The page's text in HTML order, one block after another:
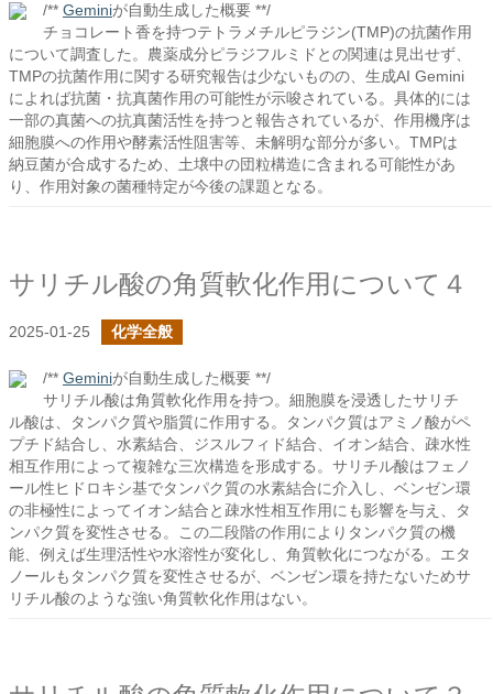
/** Geminiが自動生成した概要 **/
チョコレート香を持つテトラメチルピラジン(TMP)の抗菌作用
について調査した。農薬成分ピラジフルミドとの関連は見出せず、
TMPの抗菌作用に関する研究報告は少ないものの、生成AI Gemini
によれば抗菌・抗真菌作用の可能性が示唆されている。具体的には
一部の真菌への抗真菌活性を持つと報告されているが、作用機序は
細胞膜への作用や酵素活性阻害等、未解明な部分が多い。TMPは
納豆菌が合成するため、土壌中の団粒構造に含まれる可能性があ
り、作用対象の菌種特定が今後の課題となる。
サリチル酸の角質軟化作用について４
2025-01-25 化学全般
/** Geminiが自動生成した概要 **/
サリチル酸は角質軟化作用を持つ。細胞膜を浸透したサリチ
ル酸は、タンパク質や脂質に作用する。タンパク質はアミノ酸がペ
プチド結合し、水素結合、ジスルフィド結合、イオン結合、疎水性
相互作用によって複雑な三次構造を形成する。サリチル酸はフェノ
ール性ヒドロキシ基でタンパク質の水素結合に介入し、ベンゼン環
の非極性によってイオン結合と疎水性相互作用にも影響を与え、タ
ンパク質を変性させる。この二段階の作用によりタンパク質の機
能、例えば生理活性や水溶性が変化し、角質軟化につながる。エタ
ノールもタンパク質を変性させるが、ベンゼン環を持たないためサ
リチル酸のような強い角質軟化作用はない。